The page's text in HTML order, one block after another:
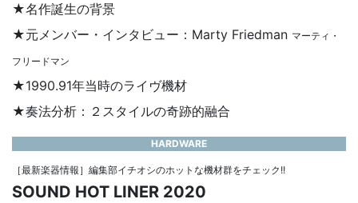
★名作誕生の背景
★元メンバー・インタビュー：Marty Friedman マーティ・
フリードマン
★1990.91年当時のライヴ機材
★奏法分析：２スタイルの奇跡的融合
HARDWARE
［最新楽器情報］編集部イチオシのホットな機材群をチェック!!
SOUND HOT LINER 2020